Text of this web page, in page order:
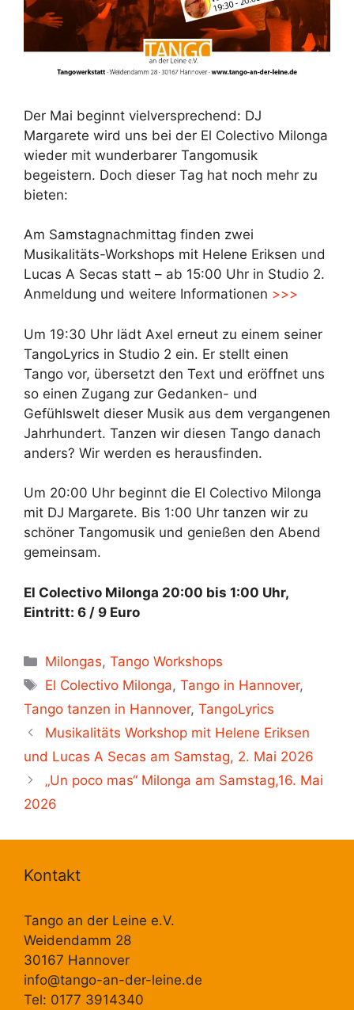
Der Mai beginnt vielversprechend: DJ
Margarete wird uns bei der El Colectivo Milonga
wieder mit wunderbarer Tangomusik
begeistern. Doch dieser Tag hat noch mehr zu
bieten:
Am Samstagnachmittag finden zwei
Musikalitäts-Workshops mit Helene Eriksen und
Lucas A Secas statt – ab 15:00 Uhr in Studio 2.
Anmeldung und weitere Informationen >>>
Um 19:30 Uhr lädt Axel erneut zu einem seiner
TangoLyrics in Studio 2 ein. Er stellt einen
Tango vor, übersetzt den Text und eröffnet uns
so einen Zugang zur Gedanken- und
Gefühlswelt dieser Musik aus dem vergangenen
Jahrhundert. Tanzen wir diesen Tango danach
anders? Wir werden es herausfinden.
Um 20:00 Uhr beginnt die El Colectivo Milonga
mit DJ Margarete. Bis 1:00 Uhr tanzen wir zu
schöner Tangomusik und genießen den Abend
gemeinsam.
El Colectivo Milonga 20:00 bis 1:00 Uhr,
Eintritt: 6 / 9 Euro
Kategorien
Milongas,Tango Workshops
Schlagwörter
El Colectivo Milonga,Tango in Hannover,
Tango tanzen in Hannover, TangoLyrics
Musikalitäts Workshop mit Helene Eriksen
und Lucas A Secas am Samstag, 2. Mai 2026
„Un poco mas“ Milonga am Samstag,16. Mai
2026
Kontakt
Tango an der Leine e.V.
Weidendamm 28
30167 Hannover
info@tango-an-der-leine.de
Tel: 0177 3914340